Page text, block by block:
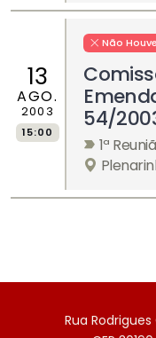
13
AGO.
2003
15:00
Não
54/
1ª
Rua